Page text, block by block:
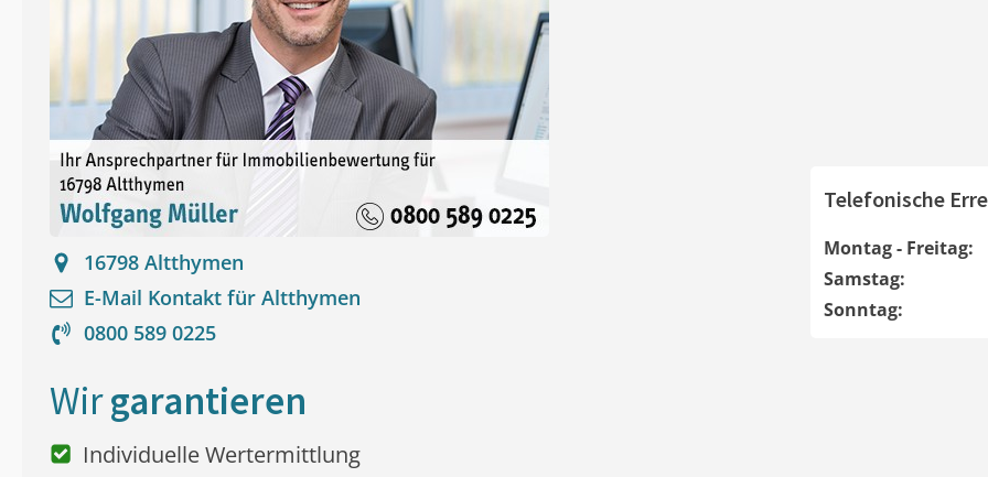
16798 Altthymen
E-Mail Kontakt für Altthymen
0800 589 0225
Telefonische
Montag - Freitag:
Samstag:
Sonntag:
Wirgarantieren
Individuelle Wertermittlung